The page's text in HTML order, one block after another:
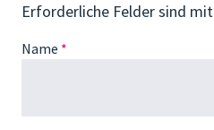
Erforderliche Felder sind mit
Name *